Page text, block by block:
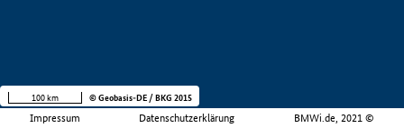
Impressum Datenschutzerklärung BMWi.de, 2021 ©
100 km © Geobasis-DE / BKG 2015